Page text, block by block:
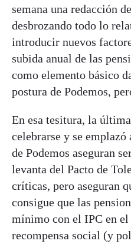
semana una redacción
desbrozando todo lo
introducir nuevos
subida anual de las
como elemento básico
postura de Podemos,
En esa tesitura, la
celebrarse y se
de Podemos aseguran
levanta del Pacto de
críticas, pero aseguran
consigue que las
mínimo con el IPC en
recompensa social (y